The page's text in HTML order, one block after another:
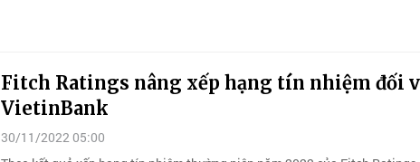
Fitch Ratings nâng xếp hạng tín nhiệm đối
VietinBank
30/11/2022 05:00